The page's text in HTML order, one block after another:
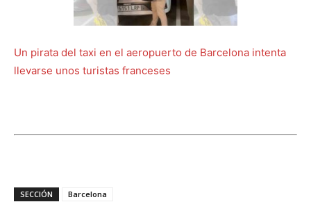
Un pirata del taxi en el aeropuerto de Barcelona intenta
llevarse unos turistas franceses
SECCIÓN Barcelona